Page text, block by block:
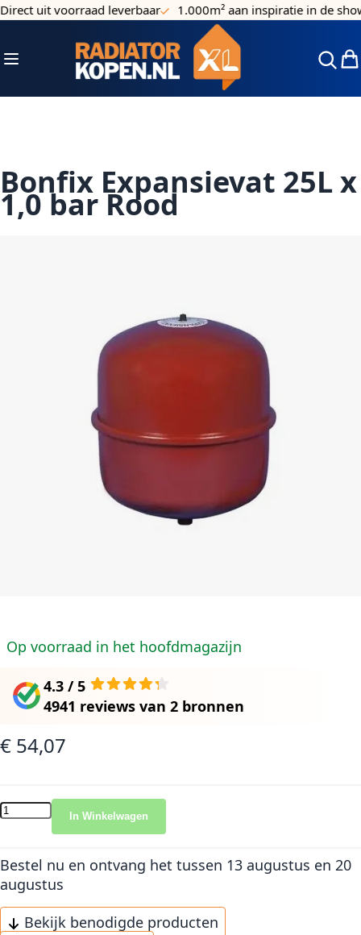
Ga naar de inhoud
uit voorraad leverbaar 1.000m² aan inspiratie in de
Toggle Nav
Bonfix Expansievat 25L x
1,0 bar Rood
Op voorraad in het hoofdmagazijn
4.3 / 5
4941 reviews van 2 bronnen
€ 54,07
In Winkelwagen
Bestel nu en ontvang het tussen 13 augustus en 20
augustus
Bekijk benodigde producten